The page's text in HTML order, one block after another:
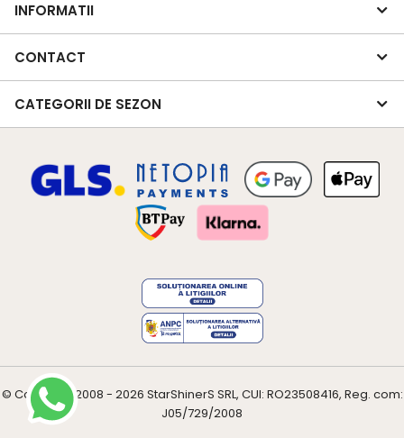
INFORMATII
CONTACT
CATEGORII DE SEZON
© Copyright 2008 - 2026 StarShinerS SRL, CUI: RO23508416, Reg. com:
J05/729/2008